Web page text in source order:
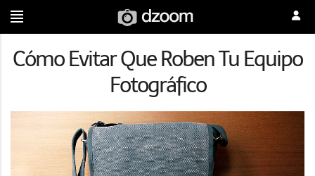
Cómo Evitar Que Roben Tu Equipo
Fotográfico